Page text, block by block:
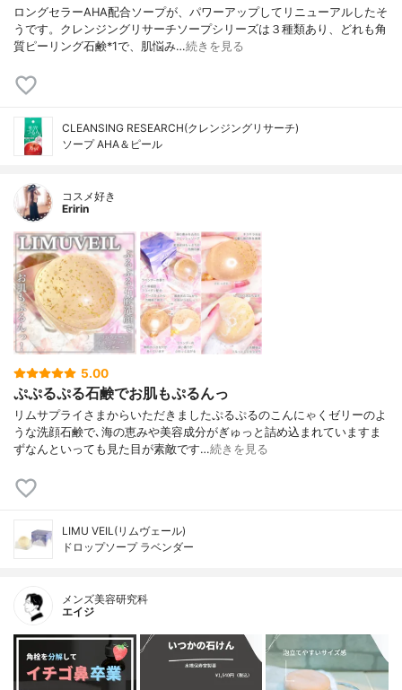
ロングセラーAHA配合ソープが、パワーアップしてリニューアルしたそ
うです。クレンジングリサーチソープシリーズは３種類あり、どれも角
質ピーリング石鹸*1で、肌悩み…続きを見る
CLEANSING RESEARCH(クレンジングリサーチ)
ソープ AHA＆ピール
コスメ好き
Eririn
5.00
ぷぷるぷる石鹸でお肌もぷるんっ
リムサプライさまからいただきましたぷるぷるのこんにゃくゼリーのよ
うな洗顔石鹸で､海の恵みや美容成分がぎゅっと詰め込まれていますま
ずなんといっても見た目が素敵です…続きを見る
LIMU VEIL(リムヴェール)
ドロップソープ ラベンダー
メンズ美容研究科
エイジ